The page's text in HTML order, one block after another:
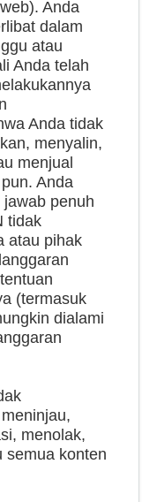
Anda
dalam
atau
Anda telah
Anda tidak
menyalin,
menjual
Anda
penuh
tidak
atau pihak
(termasuk
dialami
menolak,
semua konten